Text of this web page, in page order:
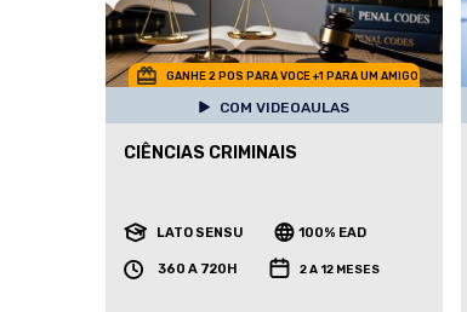
GANHE 2 POS PARA VOCE +1 PARA UM AMIGO
COM VIDEOAULAS
CIÊNCIAS CRIMINAIS
LATO SENSU 100% EAD
360 A 720H 2 A 12 MESES